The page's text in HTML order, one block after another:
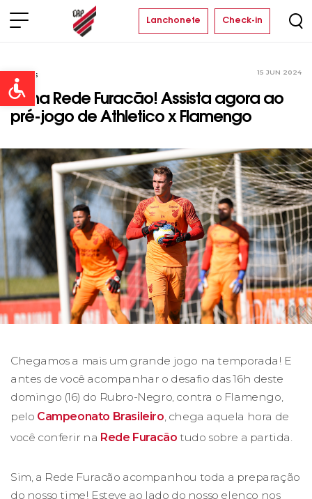
Open toolbar
Lanchonete Check-in
Vídeos 15 JUN 2024
Tá na Rede Furacão! Assista agora ao
pré-jogo de Athletico x Flamengo
Chegamos a mais um grande jogo na temporada! E
antes de você acompanhar o desafio das 16h deste
domingo (16) do Rubro-Negro, contra o Flamengo,
pelo Campeonato Brasileiro, chega aquela hora de
você conferir na Rede Furacão tudo sobre a partida.
Sim, a Rede Furacão acompanhou toda a preparação
do nosso time! Esteve ao lado do nosso elenco nos